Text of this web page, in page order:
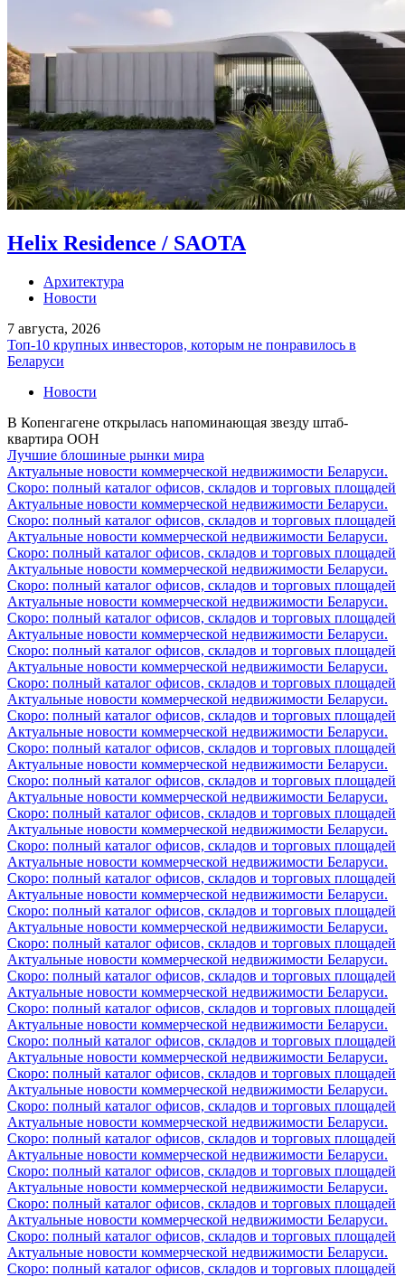
Helix Residence / SAOTA
Архитектура
Новости
7 августа, 2026
Топ-10 крупных инвесторов, которым не понравилось в
Беларуси
Новости
В Копенгагене открылась напоминающая звезду штаб-
квартира ООН
Лучшие блошиные рынки мира
Актуальные новости коммерческой недвижимости Беларуси.
Скоро: полный каталог офисов, складов и торговых площадей
Актуальные новости коммерческой недвижимости Беларуси.
Скоро: полный каталог офисов, складов и торговых площадей
Актуальные новости коммерческой недвижимости Беларуси.
Скоро: полный каталог офисов, складов и торговых площадей
Актуальные новости коммерческой недвижимости Беларуси.
Скоро: полный каталог офисов, складов и торговых площадей
Актуальные новости коммерческой недвижимости Беларуси.
Скоро: полный каталог офисов, складов и торговых площадей
Актуальные новости коммерческой недвижимости Беларуси.
Скоро: полный каталог офисов, складов и торговых площадей
Актуальные новости коммерческой недвижимости Беларуси.
Скоро: полный каталог офисов, складов и торговых площадей
Актуальные новости коммерческой недвижимости Беларуси.
Скоро: полный каталог офисов, складов и торговых площадей
Актуальные новости коммерческой недвижимости Беларуси.
Скоро: полный каталог офисов, складов и торговых площадей
Актуальные новости коммерческой недвижимости Беларуси.
Скоро: полный каталог офисов, складов и торговых площадей
Актуальные новости коммерческой недвижимости Беларуси.
Скоро: полный каталог офисов, складов и торговых площадей
Актуальные новости коммерческой недвижимости Беларуси.
Скоро: полный каталог офисов, складов и торговых площадей
Актуальные новости коммерческой недвижимости Беларуси.
Скоро: полный каталог офисов, складов и торговых площадей
Актуальные новости коммерческой недвижимости Беларуси.
Скоро: полный каталог офисов, складов и торговых площадей
Актуальные новости коммерческой недвижимости Беларуси.
Скоро: полный каталог офисов, складов и торговых площадей
Актуальные новости коммерческой недвижимости Беларуси.
Скоро: полный каталог офисов, складов и торговых площадей
Актуальные новости коммерческой недвижимости Беларуси.
Скоро: полный каталог офисов, складов и торговых площадей
Актуальные новости коммерческой недвижимости Беларуси.
Скоро: полный каталог офисов, складов и торговых площадей
Актуальные новости коммерческой недвижимости Беларуси.
Скоро: полный каталог офисов, складов и торговых площадей
Актуальные новости коммерческой недвижимости Беларуси.
Скоро: полный каталог офисов, складов и торговых площадей
Актуальные новости коммерческой недвижимости Беларуси.
Скоро: полный каталог офисов, складов и торговых площадей
Актуальные новости коммерческой недвижимости Беларуси.
Скоро: полный каталог офисов, складов и торговых площадей
Актуальные новости коммерческой недвижимости Беларуси.
Скоро: полный каталог офисов, складов и торговых площадей
Актуальные новости коммерческой недвижимости Беларуси.
Скоро: полный каталог офисов, складов и торговых площадей
Актуальные новости коммерческой недвижимости Беларуси.
Скоро: полный каталог офисов, складов и торговых площадей